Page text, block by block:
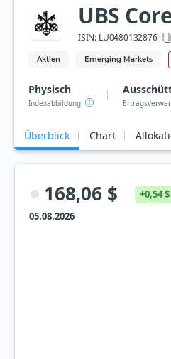
UBS
ISIN: LU0480132876
Aktien Emerging Markets
Physisch
Indexabbildung
Überblick Chart
168,06 $ +0,54 $
05.08.2026